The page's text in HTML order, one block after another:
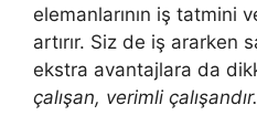
elemanlarının iş tatmini
artırır. Siz de iş ararken
ekstra avantajlara da
çalışan, verimli çalışandır.